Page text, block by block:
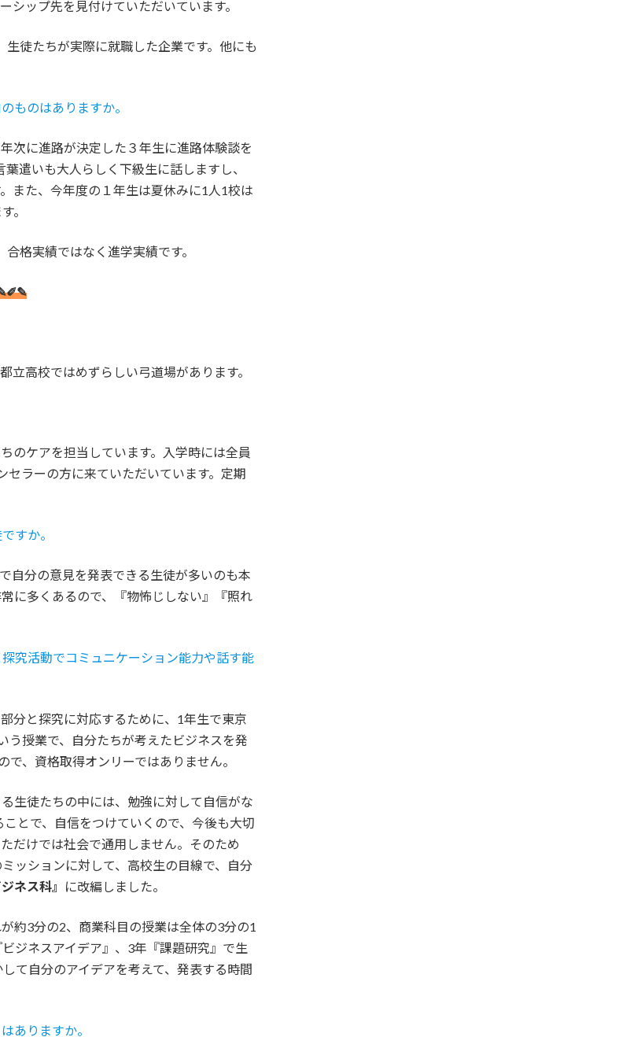
ップ先を見付けていただいています。
徒たちが実際に就職した企業です。他にも
ものはありますか。
次に進路が決定した３年生に進路体験談を
遣いも大人らしく下級生に話しますし、
また、今年度の１年生は夏休みに1人1校は
。
格実績ではなく進学実績です。
高校ではめずらしい弓道場があります。
のケアを担当しています。入学時には全員
セラーの方に来ていただいています。定期
すか。
自分の意見を発表できる生徒が多いのも本
に多くあるので、『物怖じしない』『照れ
究活動でコミュニケーション能力や話す能
分と探究に対応するために、1年生で東京
う授業で、自分たちが考えたビジネスを発
、資格取得オンリーではありません。
生徒たちの中には、勉強に対して自信がな
とで、自信をつけていくので、今後も大切
だけでは社会で通用しません。そのため
ッションに対して、高校生の目線で、自分
ジネス科』 に改編しました。
約3分の2、商業科目の授業は全体の3分の1
ジネスアイデア』、3年『課題研究』で生
て自分のアイデアを考えて、発表する時間
ありますか。